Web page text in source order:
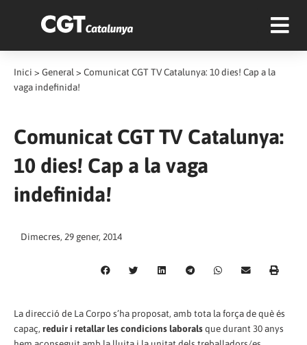
Inici > General > Comunicat CGT TV Catalunya: 10 dies! Cap a la
vaga indefinida!
Comunicat CGT TV Catalunya:
10 dies! Cap a la vaga
indefinida!
Dimecres, 29 gener, 2014
La direcció de La Corpo s’ha proposat, amb tota la força de què és
capaç, reduir i retallar les condicions laboralsque durant 30 anys